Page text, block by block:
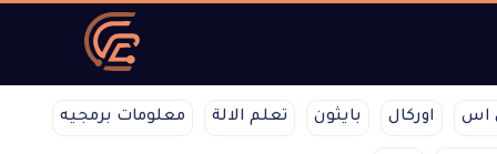
اس اوركال بايثون تعلم الالة معلومات برمجيه